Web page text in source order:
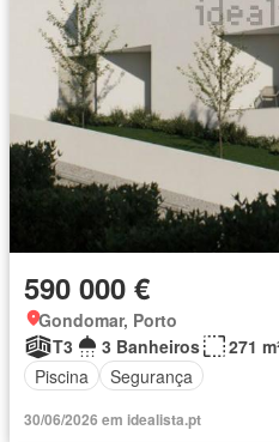
590 000 €
Gondomar, Porto
T3
3 Banheiros
271
Piscina
Segurança
30/06/2026 em idealista.pt